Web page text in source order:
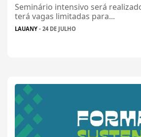
Seminário intensivo será
terá vagas limitadas para...
LAUANY - 24 DE JULHO